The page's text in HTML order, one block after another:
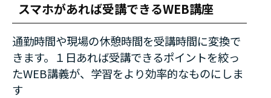
スマホがあれば受講できるWEB講座
通勤時間や現場の休憩時間を受講時間に変換で
きます。１日あれば受講できるポイントを絞っ
たWEB講義が、学習をより効率的なものにしま
す